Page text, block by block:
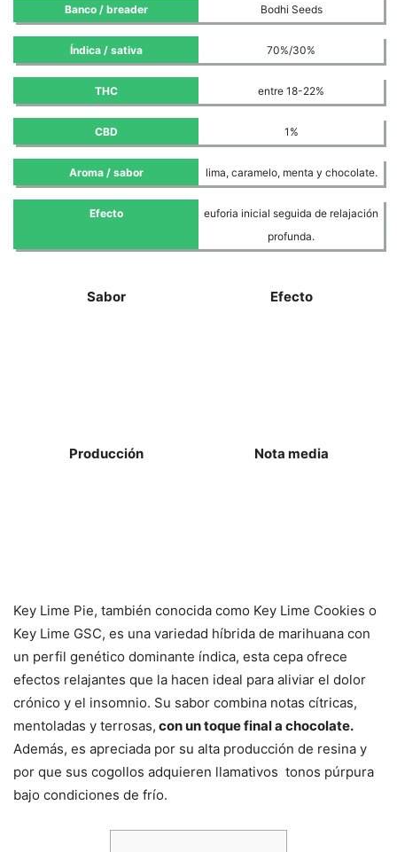
Banco / breader Bodhi Seeds
Índica / sativa 70%/30%
THC entre 18-22%
CBD 1%
Aroma / sabor lima, caramelo, menta y chocolate.
Efecto
euforia inicial seguida de relajación
profunda.
Sabor Efecto
Producción Nota media
Key Lime Pie, también conocida como Key Lime Cookies o
Key Lime GSC, es una variedad híbrida de marihuana con
un perfil genético dominante índica, esta cepa ofrece
efectos relajantes que la hacen ideal para aliviar el dolor
crónico y el insomnio. Su sabor combina notas cítricas,
mentoladas y terrosas, con un toque final a chocolate.
Además, es apreciada por su alta producción de resina y
por que sus cogollos adquieren llamativos tonos púrpura
bajo condiciones de frío.